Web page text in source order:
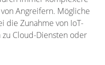
Angreifern. Mögliche
die Zunahme von IoT-
Cloud-Diensten oder